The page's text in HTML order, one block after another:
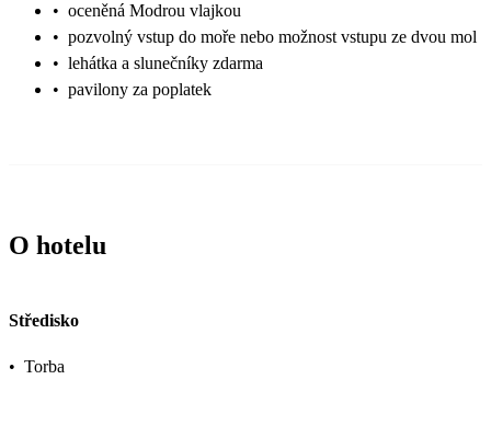
• oceněná Modrou vlajkou
• pozvolný vstup do moře nebo možnost vstupu ze dvou mol
• lehátka a slunečníky zdarma
• pavilony za poplatek
O hotelu
Středisko
• Torba